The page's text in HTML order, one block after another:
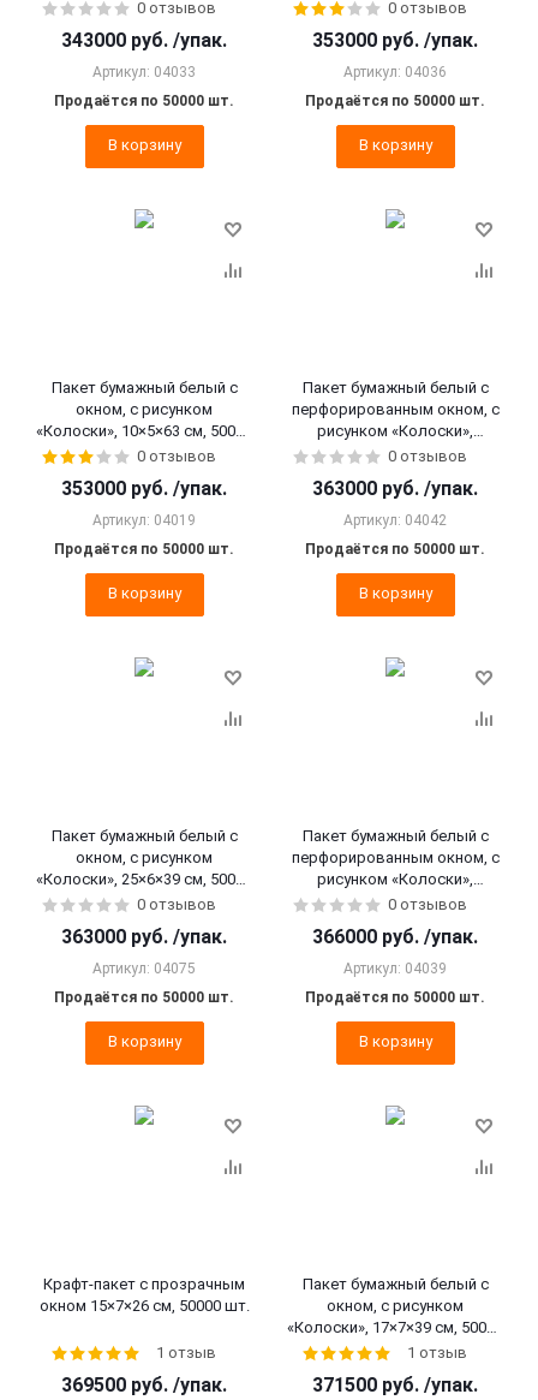
0 отзывов
343000 руб. /упак.
Артикул: 04033
Продаётся по 50000 шт.
В корзину
10×5×63 см, 50000 шт.
0 отзывов
353000 руб. /упак.
Артикул: 04036
Продаётся по 50000 шт.
В корзину
Пакет бумажный белый с
окном, с рисунком
«Колоски», 10×5×63 см, 50000
шт.
0 отзывов
353000 руб. /упак.
Артикул: 04019
Продаётся по 50000 шт.
В корзину
Пакет бумажный белый с
перфорированным окном, с
рисунком «Колоски»,
25×6×39 см, 50000 шт.
0 отзывов
363000 руб. /упак.
Артикул: 04042
Продаётся по 50000 шт.
В корзину
Пакет бумажный белый с
окном, с рисунком
«Колоски», 25×6×39 см, 50000
шт.
0 отзывов
363000 руб. /упак.
Артикул: 04075
Продаётся по 50000 шт.
В корзину
Пакет бумажный белый с
перфорированным окном, с
рисунком «Колоски»,
20×5×31 см, 50000 шт.
0 отзывов
366000 руб. /упак.
Артикул: 04039
Продаётся по 50000 шт.
В корзину
Крафт-пакет с прозрачным
окном 15×7×26 см, 50000 шт.
1 отзыв
369500 руб. /упак.
Пакет бумажный белый с
окном, с рисунком
«Колоски», 17×7×39 см, 50000
шт. 1 отзыв
371500 руб. /упак.